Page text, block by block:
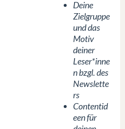
Deine
Zielgruppe
und das
Motiv
deiner
Leser*inne
n bzgl. des
Newslette
rs
Contentid
een für